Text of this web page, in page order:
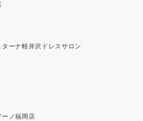
ーナ軽井沢ドレスサロン
ノ福岡店